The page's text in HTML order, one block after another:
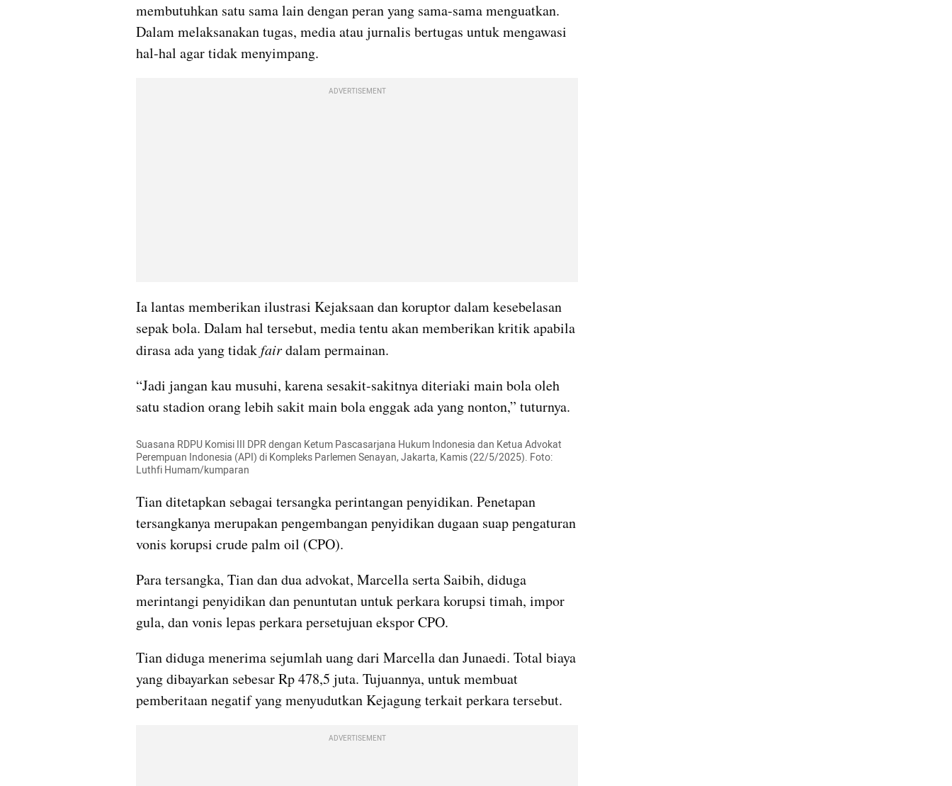
membutuhkan satu sama lain dengan peran yang sama-sama menguatkan.
Dalam melaksanakan tugas, media atau jurnalis bertugas untuk mengawasi
hal-hal agar tidak menyimpang.
ADVERTISEMENT
Ia lantas memberikan ilustrasi Kejaksaan dan koruptor dalam kesebelasan
sepak bola. Dalam hal tersebut, media tentu akan memberikan kritik apabila
dirasa ada yang tidak fair dalam permainan.
“Jadi jangan kau musuhi, karena sesakit-sakitnya diteriaki main bola oleh
satu stadion orang lebih sakit main bola enggak ada yang nonton,” tuturnya.
Suasana RDPU Komisi III DPR dengan Ketum Pascasarjana Hukum Indonesia dan Ketua Advokat
Perempuan Indonesia (API) di Kompleks Parlemen Senayan, Jakarta, Kamis (22/5/2025). Foto:
Luthfi Humam/kumparan
Tian ditetapkan sebagai tersangka perintangan penyidikan. Penetapan
tersangkanya merupakan pengembangan penyidikan dugaan suap pengaturan
vonis korupsi crude palm oil (CPO).
Para tersangka, Tian dan dua advokat, Marcella serta Saibih, diduga
merintangi penyidikan dan penuntutan untuk perkara korupsi timah, impor
gula, dan vonis lepas perkara persetujuan ekspor CPO.
Tian diduga menerima sejumlah uang dari Marcella dan Junaedi. Total biaya
yang dibayarkan sebesar Rp 478,5 juta. Tujuannya, untuk membuat
pemberitaan negatif yang menyudutkan Kejagung terkait perkara tersebut.
ADVERTISEMENT